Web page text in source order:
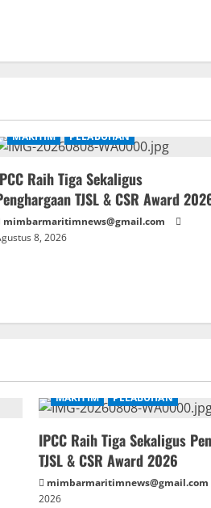
MARITIM PELABUHAN
Raih Tiga Sekaligus
TJSL & CSR Award
mimbarmaritimnews@gmail.com
8, 2026
MARITIM PELABUHAN
IPCC Raih Tiga Sekaligus
TJSL & CSR Award 2026
mimbarmaritimnews@gmail.com
2026